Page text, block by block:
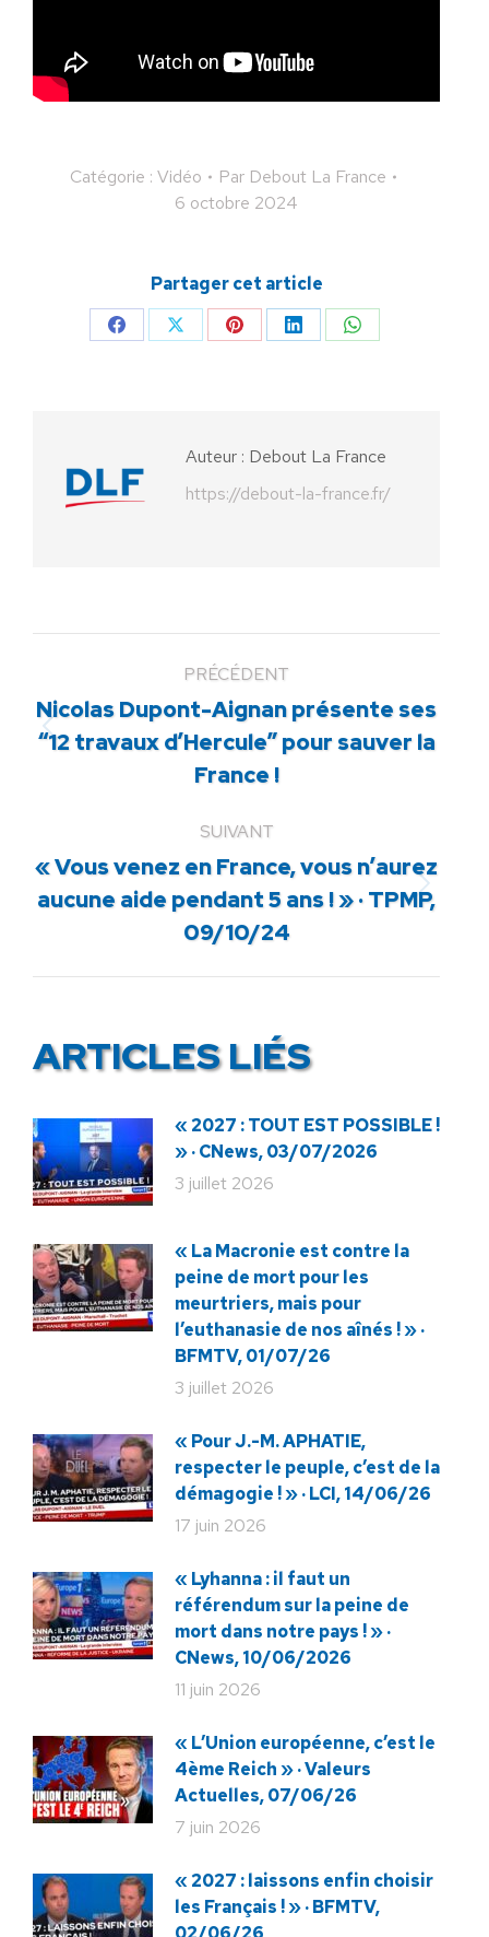
Catégorie : Vidéo Par Debout La France
6 octobre 2024
Partager cet article
PartagerPartagerPartagerPartagerPartager
Auteur : Debout La France
https://debout-la-france.fr/
PRÉCÉDENT
Article
précédent
:
Nicolas Dupont-Aignan présente ses
“12 travaux d’Hercule” pour sauver la
France !
SUIVANT
Article
suivant
:
« Vous venez en France, vous n’aurez
aucune aide pendant 5 ans ! » · TPMP,
09/10/24
ARTICLES LIÉS
« 2027 : TOUT EST POSSIBLE !
» · CNews, 03/07/2026
3 juillet 2026
« La Macronie est contre la
peine de mort pour les
meurtriers, mais pour
l’euthanasie de nos aînés ! » ·
BFMTV, 01/07/26
3 juillet 2026
« Pour J.-M. APHATIE,
respecter le peuple, c’est de la
démagogie ! » · LCI, 14/06/26
17 juin 2026
« Lyhanna : il faut un
référendum sur la peine de
mort dans notre pays ! » ·
CNews, 10/06/2026
11 juin 2026
« L’Union européenne, c’est le
4ème Reich » · Valeurs
Actuelles, 07/06/26
7 juin 2026
« 2027 : laissons enfin choisir
les Français ! » · BFMTV,